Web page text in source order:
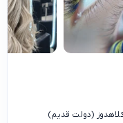
کلاهدوز (دولت قدیم)